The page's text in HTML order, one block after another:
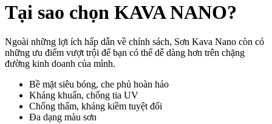
Tại sao chọn KAVA NANO?
Ngoài những lợi ích hấp dẫn về chính sách, Sơn Kava Nano còn có
những ưu điểm vượt trội để bạn có thể dễ dàng hơn trên chặng
đường kinh doanh của mình.
Bề mặt siêu bóng, che phủ hoàn hảo
Kháng khuẩn, chống tia UV
Chống thấm, kháng kiềm tuyệt đối
Đa dạng màu sơn